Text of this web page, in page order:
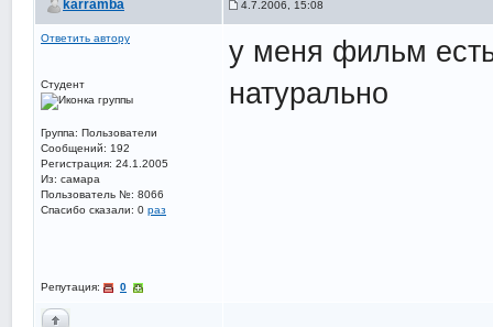
karramba 4.7.2006, 15:08
Ответить автору
Студент
Группа: Пользователи
Сообщений: 192
Регистрация: 24.1.2005
Из: самара
Пользователь №: 8066
Спасибо сказали: 0 раз
Репутация: 0
у меня фильм
натурально